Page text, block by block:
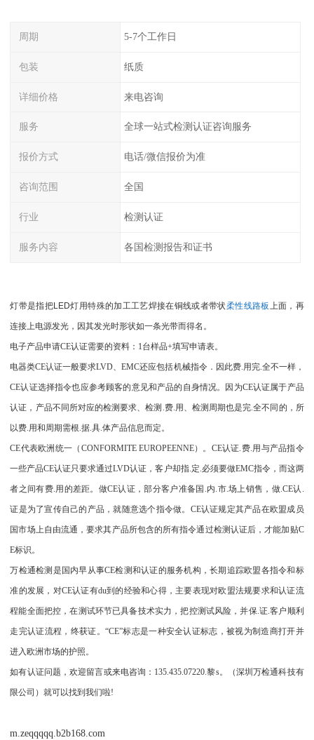
周期 5-7个工作日
包装 纸质
详细价格 来电咨询
服务 全球一站式检测认证咨询服务
报价方式 电话/微信报价为准
咨询范围 全国
行业 检测认证
服务内容 各国检测报告和证书
灯带是指把LED灯用特殊的加工工艺焊接在铜线或者带状柔性线路板上面，再
连接上电源发光，因其发光时形状如一条光带而得名。
电子产品申请CE认证需要的资料：1台样品+填写申请表。
电器类CE认证一般要求LVD、EMC还应包括机械指令．因此费.用完.全不一样，
CE认证选择指令也应参考顾客的意见和产品的自身情况。因为CE认证属于产品
认证，产品不同所对应的检测要求、检测.费.用、检测周期也是完.全不同的，所
以费.用和周期需根.据.具.体产品信息而定。
CE代表欧洲统一（CONFORMITE EUROPEENNE）。CE认证.费.用与产品指令
一些产品CE认证只要求通过LVD认证，客户却指.定.必须要做EMC指令，而这两
者之间有费.用的差距。做CE认证，部分客户准备国.内.市.场上销售，做.CE认.
证是为了宣传自己的产品，就随意选个指令做。CE认证规定其产品在欧盟成员
国市场上自由流通，要求其产品所包含的所有指令通过检测认证后，才能加贴C
E标识。
万检通检测是国内早从事CE检测和认证的服务机构，长期追踪欧盟各指令和标
准的发展，对CE认证有du到的经验和心得，主要表现对欧盟法规要求和认证流
程能全面把控，在测试环节已具备技术实力，把控测试风险，并保.证.客户顺利
走完认证流程，终获证。“CE”标志是一种安全认证标志，被视为制造商打开并
进入欧洲市场的护照。
如有认证问题，欢迎留言或来电咨询：135.435.07220.黎s。（深圳万检通科技有
限公司）就可以找到我们啦!
m.zeqqqqq.b2b168.com